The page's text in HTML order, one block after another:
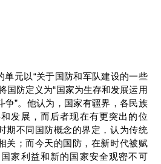
单元以“关于国防和军队建设的一些
国防定义为“国家为生存和发展运用
争”。他认为，国家有疆界，各民族
发展，而后者现在有更突出的位
期不同国防概念的界定，认为传统
关；而今天的国防，在新时代被赋
家利益和新的国家安全观密不可